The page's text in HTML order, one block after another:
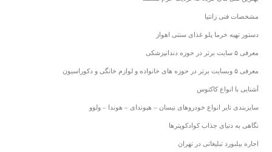
مشخصات فنی زانتیا
دستور تهیه خرما پلو غذای سنتی اهواز
معرفی ۵ سایت برتر در حوزه دندانپزشکی
معرفی ۵ وبسایت برتر در حوزه های خانواده و لوازم خانگی و دکوراسیون
آشنایی با انواع کاکتوس
سایزبندی تایر انواع خودروهای نیسان – هیوندای – هوندا – ولوو
نگاهی به دنیای جذاب کوادکوپترها
اجاره بیلبورد تبلیغاتی در تهران